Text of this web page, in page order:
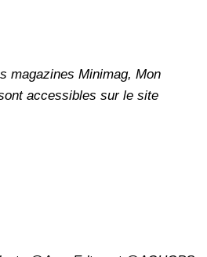
magazines Minimag, Mon
accessibles sur le site